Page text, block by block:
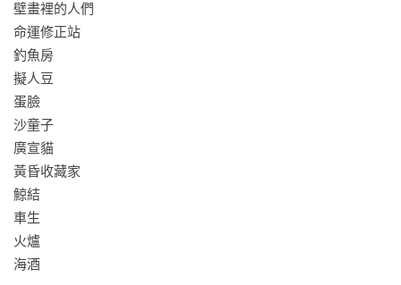
壁畫裡的人們
命運修正站
釣魚房
擬人豆
蛋臉
沙童子
廣宣貓
黃昏收藏家
鯨結
車生
火爐
海酒